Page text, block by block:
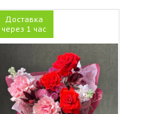
Доставка
через 1 час